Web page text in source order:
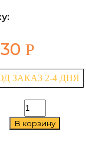
Р
ЗАКАЗ 2-4 ДНЯ
Количество
товара
Continental
В корзину